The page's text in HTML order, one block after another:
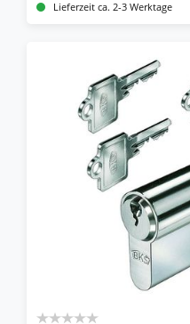
Lieferzeit ca. 2-3 Werktage